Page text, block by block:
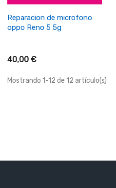
Reparacion de microfono
oppo Reno 5 5g
40,00 €
Mostrando 1-12 de 12 artículo(s)